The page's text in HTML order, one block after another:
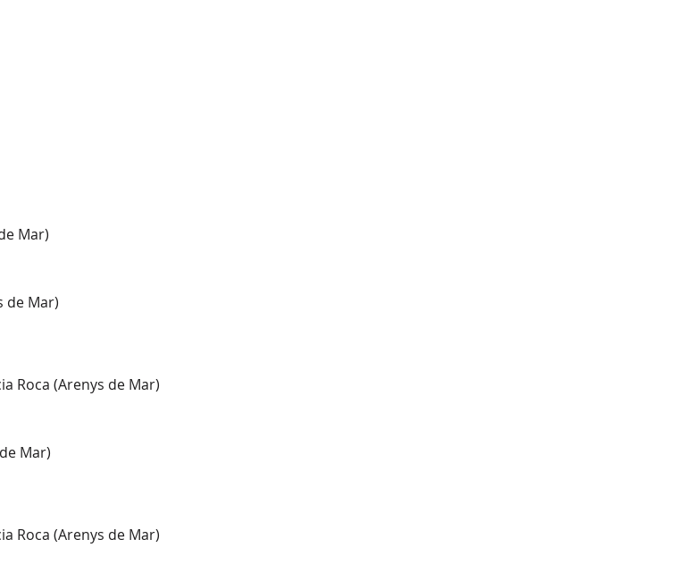
Mar)
de Mar)
Roca (Arenys de Mar)
Mar)
Roca (Arenys de Mar)